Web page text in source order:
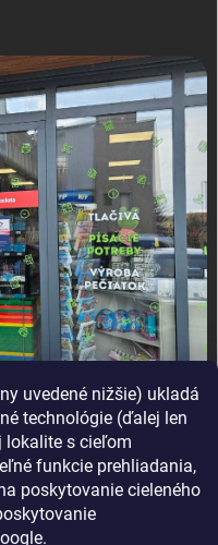
uvedené nižšie) ukladá
technológie (ďalej len
lokalite s cieľom
funkcie prehliadania,
poskytovanie cieleného